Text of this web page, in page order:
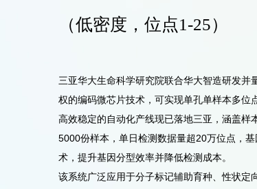
（低密度，位点1-25）
三亚华大生命科学研究院联合华大智造研发
权的编码微芯片技术，可实现单孔单样本多位
高效稳定的自动化产线现已落地三亚，涵盖
5000份样本，单日检测数据量超20万位点，
术，提升基因分型效率并降低检测成本。
该系统广泛应用于分子标记辅助育种、性状定